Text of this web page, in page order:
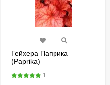
Гейхера Паприка
(Paprika)
1